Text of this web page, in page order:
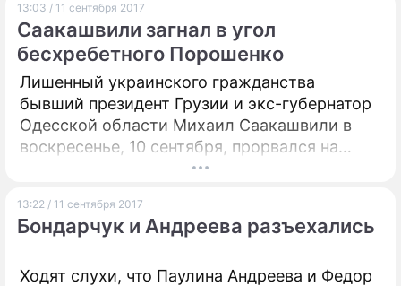
13:03 / 11 сентября 2017
Саакашвили загнал в угол
бесхребетного Порошенко
Лишенный украинского гражданства
бывший президент Грузии и экс-губернатор
Одесской области Михаил Саакашвили в
воскресенье, 10 сентября, прорвался на
территорию Незалежной. Опрошенные
от одиозного политика и какая опасность
грозит лидеру страны Петру Порошенко.
13:22 / 11 сентября 2017
Бондарчук и Андреева разъехались
Ходят слухи, что Паулина Андреева и Федор